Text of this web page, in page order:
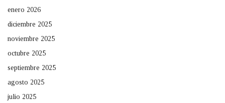
enero 2026
diciembre 2025
noviembre 2025
octubre 2025
septiembre 2025
agosto 2025
julio 2025